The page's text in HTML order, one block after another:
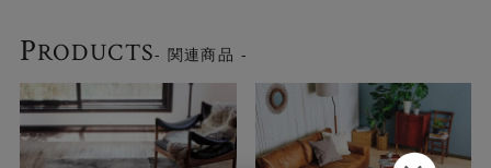
PRODUCTS- 関連商品 -